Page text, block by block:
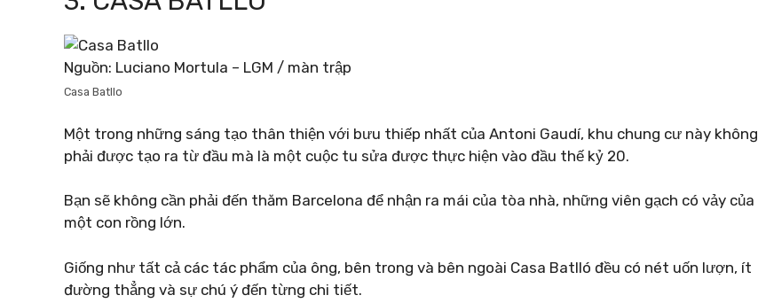
Nguồn: Luciano Mortula – LGM / màn trập
Casa Batllo
Một trong những sáng tạo thân thiện với bưu thiếp nhất của Antoni Gaudí, khu chung cư này không
phải được tạo ra từ đầu mà là một cuộc tu sửa được thực hiện vào đầu thế kỷ 20.
Bạn sẽ không cần phải đến thăm Barcelona để nhận ra mái của tòa nhà, những viên gạch có vảy của
một con rồng lớn.
Giống như tất cả các tác phẩm của ông, bên trong và bên ngoài Casa Batlló đều có nét uốn lượn, ít
đường thẳng và sự chú ý đến từng chi tiết.